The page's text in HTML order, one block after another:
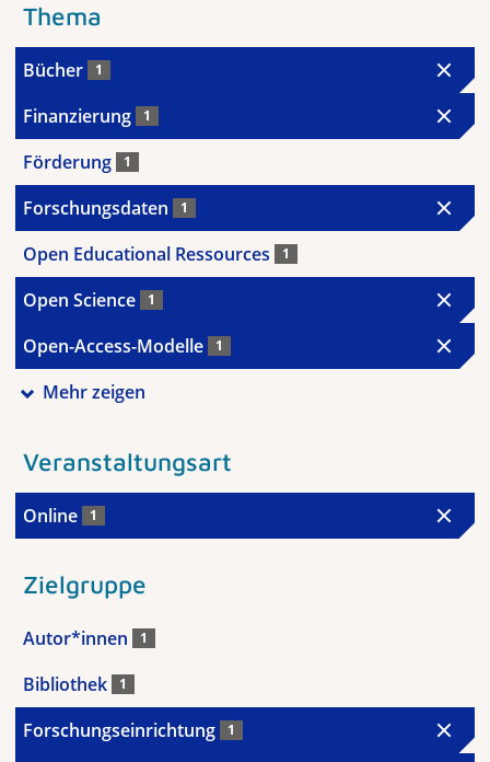
Thema
Bücher 1
Finanzierung 1
Förderung 1
Forschungsdaten 1
Open Educational Ressources 1
Open Science 1
Open-Access-Modelle 1
Mehr zeigen
Veranstaltungsart
Online 1
Zielgruppe
Autor*innen 1
Bibliothek 1
Forschungseinrichtung 1